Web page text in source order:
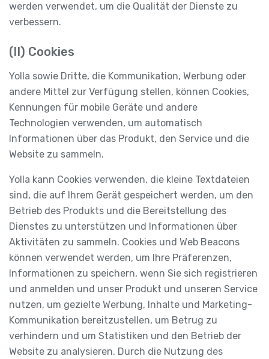
werden verwendet, um die Qualität der Dienste zu
verbessern.
(II) Cookies
Yolla sowie Dritte, die Kommunikation, Werbung oder
andere Mittel zur Verfügung stellen, können Cookies,
Kennungen für mobile Geräte und andere
Technologien verwenden, um automatisch
Informationen über das Produkt, den Service und die
Website zu sammeln.
Yolla kann Cookies verwenden, die kleine Textdateien
sind, die auf Ihrem Gerät gespeichert werden, um den
Betrieb des Produkts und die Bereitstellung des
Dienstes zu unterstützen und Informationen über
Aktivitäten zu sammeln. Cookies und Web Beacons
können verwendet werden, um Ihre Präferenzen,
Informationen zu speichern, wenn Sie sich registrieren
und anmelden und unser Produkt und unseren Service
nutzen, um gezielte Werbung, Inhalte und Marketing-
Kommunikation bereitzustellen, um Betrug zu
verhindern und um Statistiken und den Betrieb der
Website zu analysieren. Durch die Nutzung des